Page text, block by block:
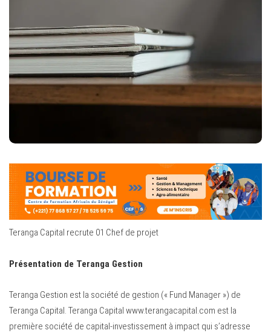
Teranga Capital recrute 01 Chef de projet
Présentation de Teranga Gestion
Teranga Gestion est la société de gestion (« Fund Manager ») de
Teranga Capital. Teranga Capital www.terangacapital.com est la
première société de capital-investissement à impact qui s’adresse